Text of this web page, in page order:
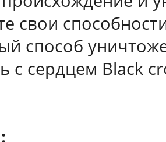
свои
способ
с сердцем Black